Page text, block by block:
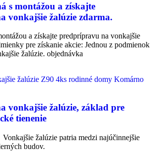
s montážou a získajte
vonkajšie žalúzie zdarma.
a získajte predprípravu na vonkajšie
pre získanie akcie: Jednou z podmienok
žalúzie. objednávka
vonkajšie žalúzie, základ pre
tienenie
patria medzi najúčinnejšie
budov.